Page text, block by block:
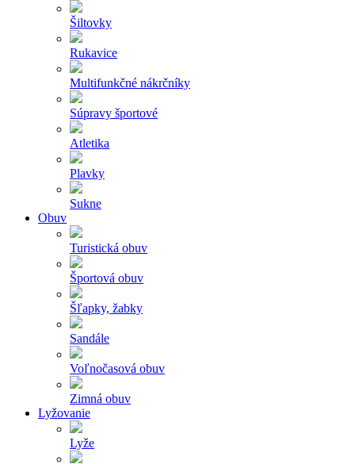
Šiltovky
Rukavice
Multifunkčné nákrčníky
Súpravy športové
Atletika
Plavky
Sukne
Obuv
Turistická obuv
Športová obuv
Šľapky, žabky
Sandále
Voľnočasová obuv
Zimná obuv
Lyžovanie
Lyže